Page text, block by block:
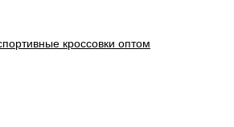
кроссовки оптом